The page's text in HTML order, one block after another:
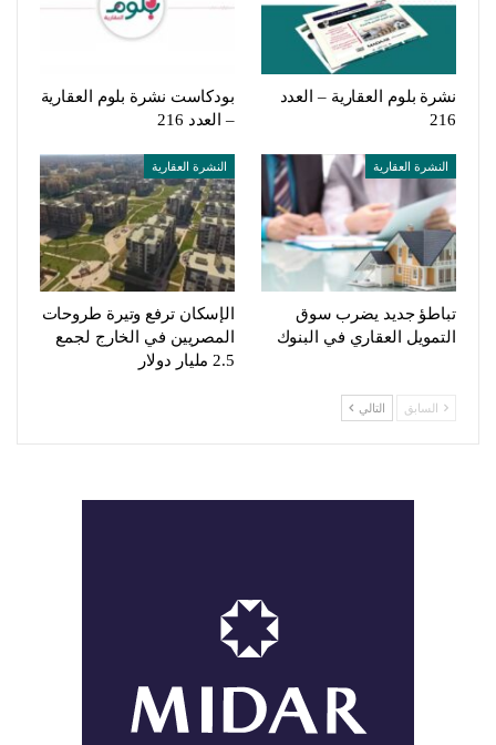
نشرة بلوم العقارية – العدد
216
بودكاست نشرة بلوم العقارية
– العدد 216
النشرة العقارية
تباطؤ جديد يضرب سوق
التمويل العقاري في البنوك
النشرة العقارية
الإسكان ترفع وتيرة طروحات
المصريين في الخارج لجمع
2.5 مليار دولار
السابق التالي